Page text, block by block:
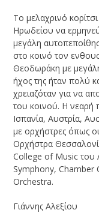
Το μελαχρινό
Ηρωδείου να
μεγάλη
στο κοινό τον
Θεοδωράκη με
ήχος της ήταν πολύ
χρειαζόταν για να
του κοινού. Η νεαρή
Ισπανία, Αυστρία,
με ορχήστρες όπως
Ορχήστρα
College of Music του
Symphony, Chamber
Orchestra.
Γιάννης Αλεξίου